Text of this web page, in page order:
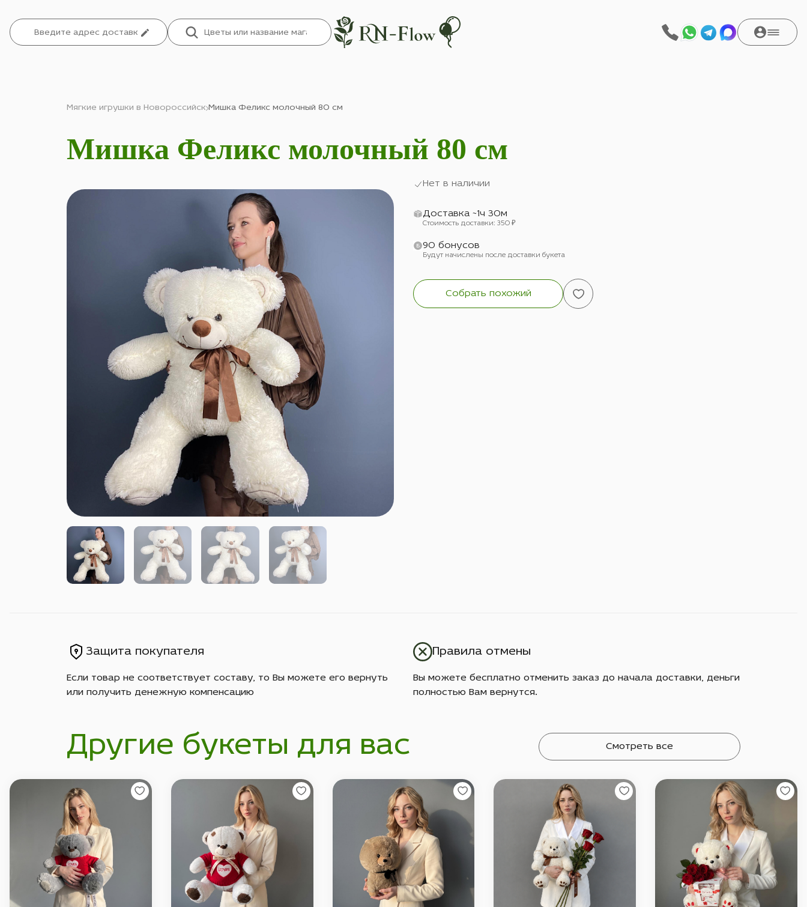
Мягкие игрушки в Новороссийск Мишка Феликс молочный 80 см
Мишка Феликс молочный 80 см
Нет в наличии
Доставка ~1ч 30м
Стоимость доставки: 350 ₽
90 бонусов
Будут начислены после доставки букета
Собрать похожий
Защита покупателя
Если товар не соответствует составу, то Вы можете его вернуть
или получить денежную компенсацию
Правила отмены
Вы можете бесплатно отменить заказ до начала доставки, деньги
полностью Вам вернутся.
Другие букеты для вас Смотреть все